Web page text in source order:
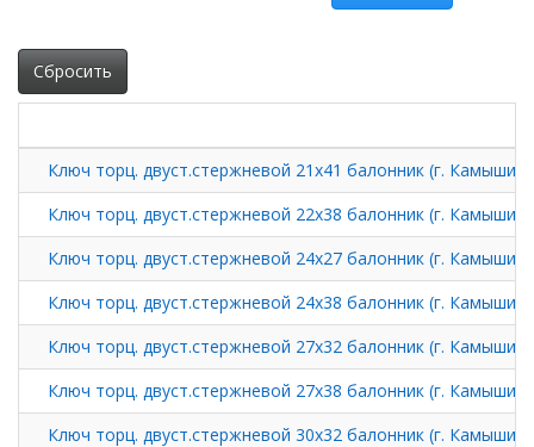
Сбросить
Ключ торц. двуст.стержневой 21х41 балонник (г. Камышин)
Ключ торц. двуст.стержневой 22х38 балонник (г. Камышин)
Ключ торц. двуст.стержневой 24х27 балонник (г. Камышин)
Ключ торц. двуст.стержневой 24х38 балонник (г. Камышин)
Ключ торц. двуст.стержневой 27х32 балонник (г. Камышин)
Ключ торц. двуст.стержневой 27х38 балонник (г. Камышин)
Ключ торц. двуст.стержневой 30х32 балонник (г. Камышин)